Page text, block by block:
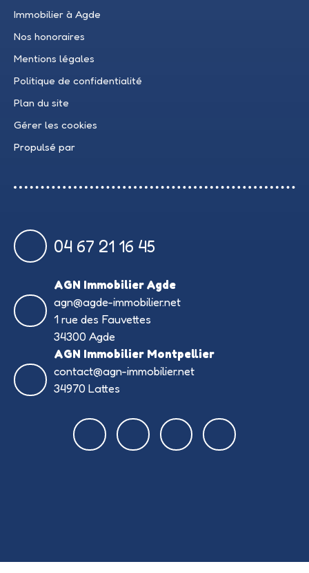
Immobilier à Agde
Nos honoraires
Mentions légales
Politique de confidentialité
Plan du site
Gérer les cookies
Propulsé par
04 67 21 16 45
AGN Immobilier Agde
agn@agde-immobilier.net
1 rue des Fauvettes
34300 Agde
AGN Immobilier Montpellier
contact@agn-immobilier.net
34970 Lattes